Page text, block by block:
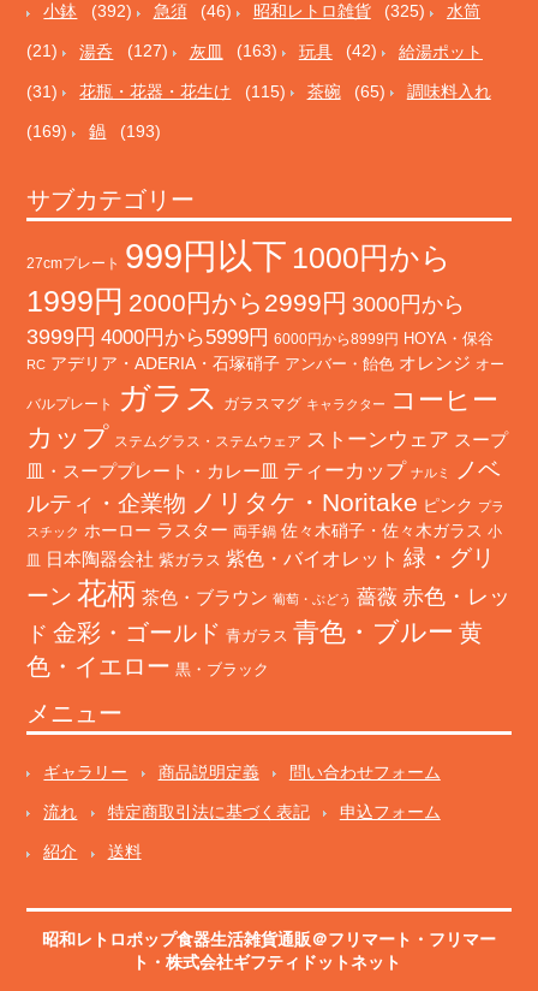
小鉢 (392) 急須 (46) 昭和レトロ雑貨 (325) 水筒
(21) 湯呑 (127) 灰皿 (163) 玩具 (42) 給湯ポット
(31) 花瓶・花器・花生け (115) 茶碗 (65) 調味料入れ
(169) 鍋 (193)
サブカテゴリー
27cmプレート 999円以下 1000円から
1999円 2000円から2999円 3000円から
3999円 4000円から5999円 6000円から8999円 HOYA・保谷
RC アデリア・ADERIA・石塚硝子 アンバー・飴色 オレンジ オー
バルプレート ガラス ガラスマグ キャラクター
コーヒー
カップ ステムグラス・ステムウェア ストーンウェア スープ
皿・スーププレート・カレー皿 ティーカップ ナルミ
ノベ
ルティ・企業物 ノリタケ・Noritake ピンク プラ
スチック ホーロー ラスター 両手鍋 佐々木硝子・佐々木ガラス 小
皿
日本陶器会社 紫ガラス 紫色・バイオレット 緑・グリ
ーン 花柄 茶色・ブラウン 葡萄・ぶどう 薔薇 赤色・レッ
ド 金彩・ゴールド 青ガラス 青色・ブルー 黄
色・イエロー 黒・ブラック
メニュー
ギャラリー 商品説明定義 問い合わせフォーム
流れ 特定商取引法に基づく表記 申込フォーム
紹介 送料
昭和レトロポップ食器生活雑貨通販＠フリマート ・ フリマー
ト ・株式会社ギフティドットネット